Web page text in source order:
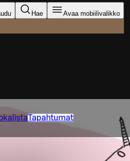
Hae Avaa mobiilivalikko
Tapahtumat